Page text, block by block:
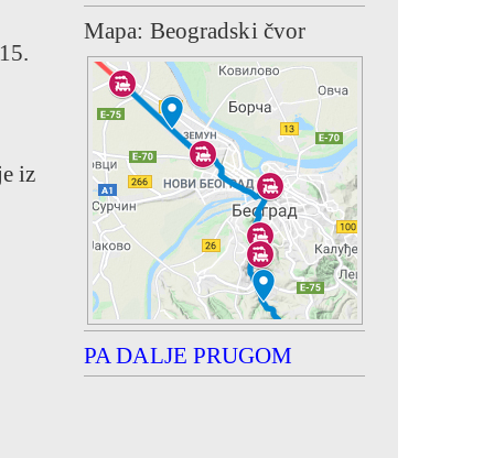
iz
Mapa: Beogradski čvor
PA DALJE PRUGOM